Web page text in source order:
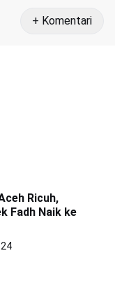
+ Komentari
Ricuh,
Fadh Naik ke